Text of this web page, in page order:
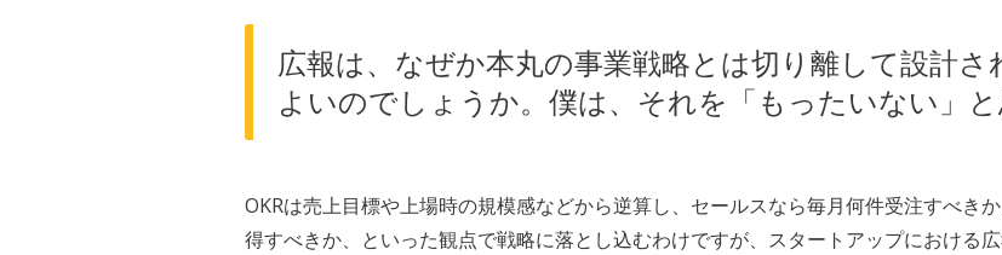
広報は、なぜか本丸の事業戦略とは切り離して設計
よいのでしょうか。僕は、それを「もったいない」と
OKRは売上目標や上場時の規模感などから逆算し、セールスなら毎月何件受注すべき
得すべきか、といった観点で戦略に落とし込むわけですが、スタートアップにおける